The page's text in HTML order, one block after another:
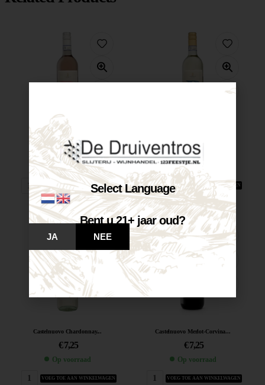
Castelnuovo Pinot...
€7,25
Op voorraad
VOEG TOE AAN WINKELWAGEN
€7,25
Op voorraad
VOEG TOE AAN WINKELWAGEN
Castelnuovo Chardonnay...
€ 7,25
Op voorraad
VOEG TOE AAN WINKELWAGEN
Castelnuovo Merlot-Corvina...
€ 7,25
Op voorraad
VOEG TOE AAN WINKELWAGEN
Select Language
Bent u 21+ jaar oud?
JA NEE